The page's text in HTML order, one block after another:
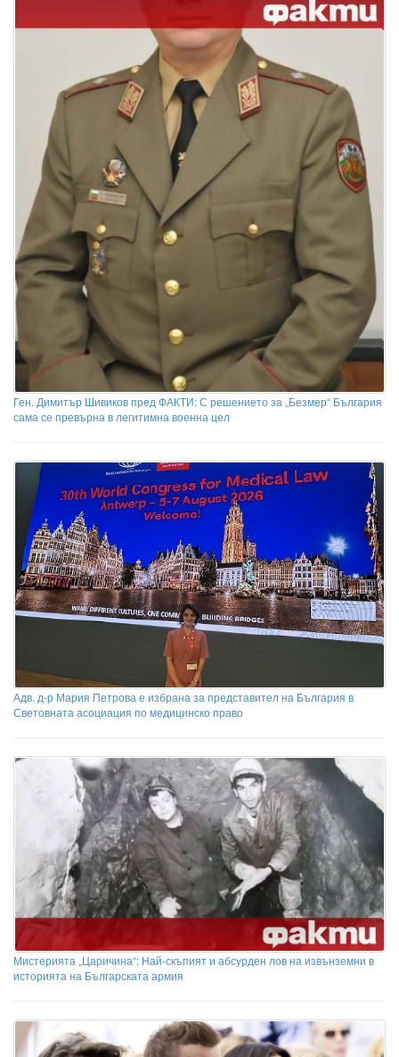
Ген. Димитър Шивиков пред ФАКТИ: С решението за „Безмер“ България
сама се превърна в легитимна военна цел
Адв. д-р Мария Петрова е избрана за представител на България в
Световната асоциация по медицинско право
Мистерията „Царичина“: Най-скъпият и абсурден лов на извънземни в
историята на Българската армия